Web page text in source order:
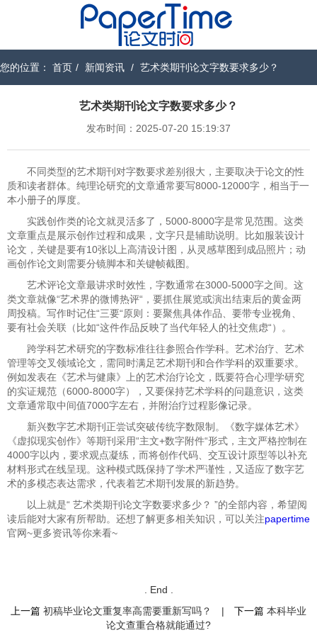
您的位置： 首页 / 新闻资讯 / 艺术类期刊论文字数要求多少？
艺术类期刊论文字数要求多少？
发布时间：2025-07-20 15:19:37
不同类型的艺术期刊对字数要求差别很大，主要取决于论文的性
质和读者群体。纯理论研究的文章通常要写8000-12000字，相当于一
本小册子的厚度。
实践创作类的论文就灵活多了，5000-8000字是常见范围。这类
文章重点是展示创作过程和成果，文字只是辅助说明。比如服装设计
论文，关键是要有10张以上高清设计图，从灵感草图到成品照片；动
画创作论文则需要分镜脚本和关键帧截图。
艺术评论文章最讲求时效性，字数通常在3000-5000字之间。这
类文章就像“艺术界的微博热评“，要抓住展览或演出结束后的黄金两
周投稿。写作时记住“三要“原则：要聚焦具体作品、要带专业视角、
要有社会关联（比如“这件作品反映了当代年轻人的社交焦虑“）。
跨学科艺术研究的字数标准往往参照合作学科。艺术治疗、艺术
管理等交叉领域论文，需同时满足艺术期刊和合作学科的双重要求。
例如发表在《艺术与健康》上的艺术治疗论文，既要符合心理学研究
的实证规范（6000-8000字），又要保持艺术学科的问题意识，这类
文章通常取中间值7000字左右，并附治疗过程影像记录。
新兴数字艺术期刊正尝试突破传统字数限制。《数字媒体艺术》
《虚拟现实创作》等期刊采用“主文+数字附件“形式，主文严格控制在
4000字以内，要求观点凝练，而将创作代码、交互设计原型等以补充
材料形式在线呈现。这种模式既保持了学术严谨性，又适应了数字艺
术的多模态表达需求，代表着艺术期刊发展的新趋势。
以上就是“ 艺术类期刊论文字数要求多少？ ”的全部内容，希望阅
读后能对大家有所帮助。还想了解更多相关知识，可以关注papertime
官网~更多资讯等你来看~
. End .
上一篇 初稿毕业论文重复率高需要重新写吗？ | 下一篇 本科毕业
论文查重合格就能通过?